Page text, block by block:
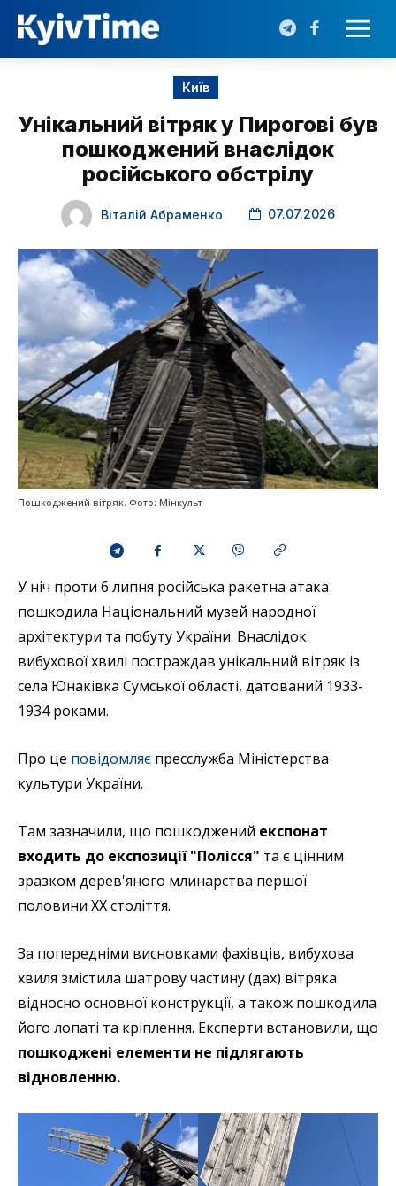
Київ
Унікальний вітряк у Пирогові був
пошкоджений внаслідок
російського обстрілу
Віталій Абраменко 07.07.2026
Пошкоджений вітряк. Фото: Мінкульт
У ніч проти 6 липня російська ракетна атака
пошкодила Національний музей народної
архітектури та побуту України. Внаслідок
вибухової хвилі постраждав унікальний вітряк із
села Юнаківка Сумської області, датований 1933-
1934 роками.
Про це повідомляє пресслужба Міністерства
культури України.
Там зазначили, що пошкоджений експонат
входить до експозиції "Полісся" та є цінним
зразком дерев'яного млинарства першої
половини ХХ століття.
За попередніми висновками фахівців, вибухова
хвиля змістила шатрову частину (дах) вітряка
відносно основної конструкції, а також пошкодила
його лопаті та кріплення. Експерти встановили, що
пошкоджені елементи не підлягають
відновленню.